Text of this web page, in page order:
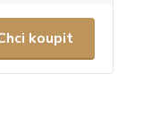
koupit